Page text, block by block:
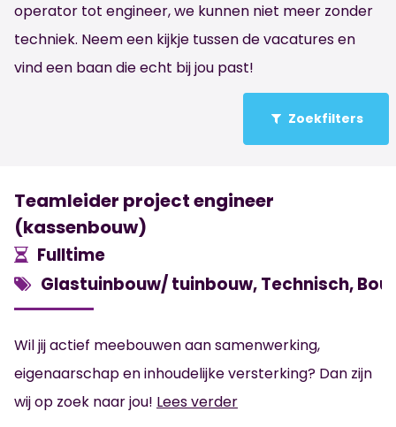
operator tot engineer, we kunnen niet meer zonder
techniek. Neem een kijkje tussen de vacatures en
vind een baan die echt bij jou past!
Zoekfilters
Teamleider project engineer
(kassenbouw)
Fulltime
Glastuinbouw/ tuinbouw, Technisch,
Wil jij actief meebouwen aan samenwerking,
eigenaarschap en inhoudelijke versterking? Dan zijn
wij op zoek naar jou! Lees verder